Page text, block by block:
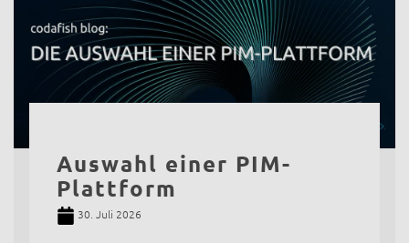
Auswahl einer PIM-
Plattform
30. Juli 2026